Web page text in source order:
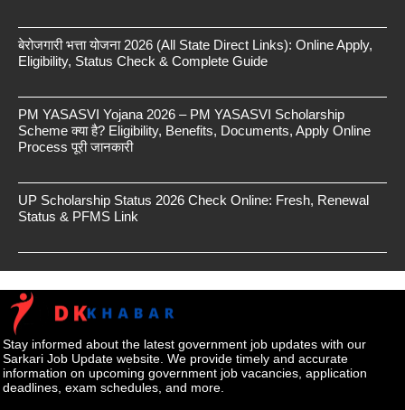
बेरोजगारी भत्ता योजना 2026 (All State Direct Links): Online Apply,
Eligibility, Status Check & Complete Guide
PM YASASVI Yojana 2026 – PM YASASVI Scholarship
Scheme क्या है? Eligibility, Benefits, Documents, Apply Online
Process पूरी जानकारी
UP Scholarship Status 2026 Check Online: Fresh, Renewal
Status & PFMS Link
Stay informed about the latest government job updates with our
Sarkari Job Update website. We provide timely and accurate
information on upcoming government job vacancies, application
deadlines, exam schedules, and more.